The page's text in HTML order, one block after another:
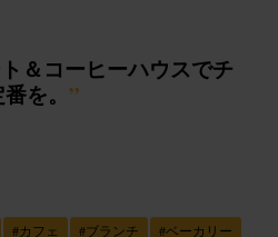
＆コーヒーハウスでチ
を。 ”
#カフェ #ブランチ #ベーカリー